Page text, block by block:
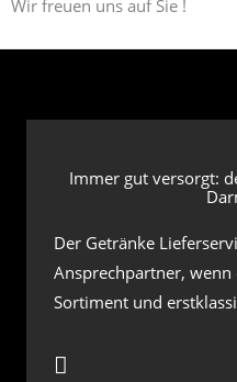
Wir freuen uns auf Sie !
Immer gut versorgt:
Der Getränke
Ansprechpartner,
Sortiment und